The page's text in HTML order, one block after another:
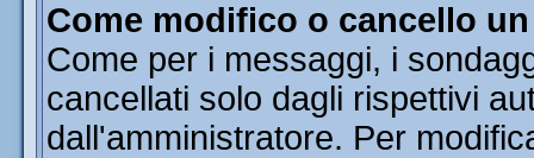
Come modifico o cancello
Come per i messaggi, i
cancellati solo dagli rispettivi
dall'amministratore. Per